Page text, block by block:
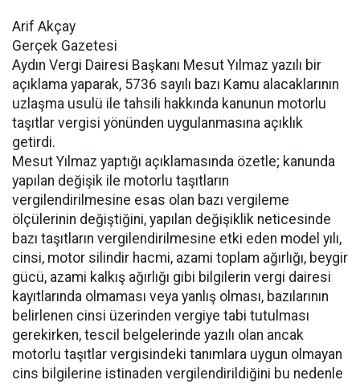
Arif Akçay
Gerçek Gazetesi
Aydın Vergi Dairesi Başkanı Mesut Yılmaz yazılı bir
açıklama yaparak, 5736 sayılı bazı Kamu alacaklarının
uzlaşma usulü ile tahsili hakkında kanunun motorlu
taşıtlar vergisi yönünden uygulanmasına açıklık
getirdi.
Mesut Yılmaz yaptığı açıklamasında özetle; kanunda
yapılan değişik ile motorlu taşıtların
vergilendirilmesine esas olan bazı vergileme
ölçülerinin değiştiğini, yapılan değişiklik neticesinde
bazı taşıtların vergilendirilmesine etki eden model yılı,
cinsi, motor silindir hacmi, azami toplam ağırlığı, beygir
gücü, azami kalkış ağırlığı gibi bilgilerin vergi dairesi
kayıtlarında olmaması veya yanlış olması, bazılarının
belirlenen cinsi üzerinden vergiye tabi tutulması
gerekirken, tescil belgelerinde yazılı olan ancak
motorlu taşıtlar vergisindeki tanımlara uygun olmayan
cins bilgilerine istinaden vergilendirildiğini bu nedenle